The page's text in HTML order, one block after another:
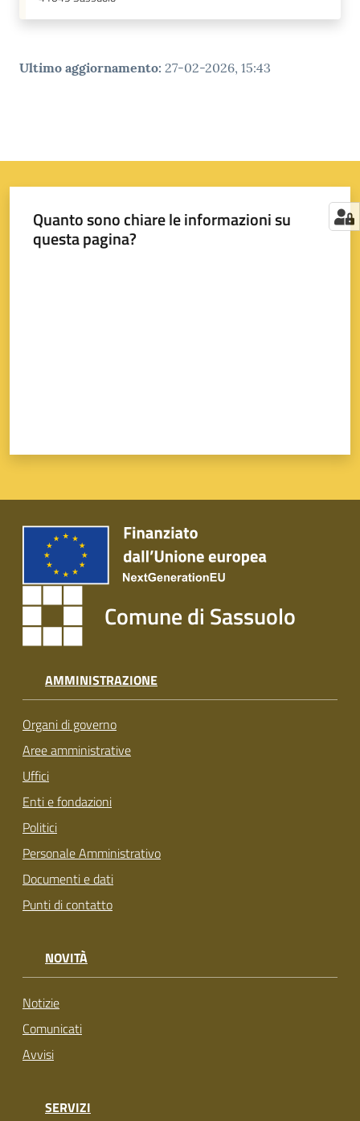
Ultimo aggiornamento: 27-02-2026, 15:43
Quanto sono chiare le informazioni su
questa pagina?
Comune di Sassuolo
AMMINISTRAZIONE
Organi di governo
Aree amministrative
Uffici
Enti e fondazioni
Politici
Personale Amministrativo
Documenti e dati
Punti di contatto
NOVITÀ
Notizie
Comunicati
Avvisi
SERVIZI